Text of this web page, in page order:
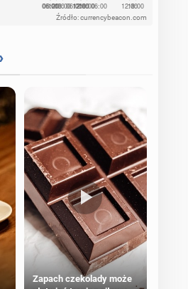
Źródło: currencybeacon.com
›
Zapach czekolady może